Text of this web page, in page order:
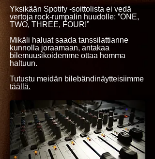
Yksikään Spotify -soittolista ei vedä
vertoja rock-rumpalin huudolle: ”ONE,
TWO, THREE, FOUR!”
Mikäli haluat saada tanssilattianne
kunnolla joraamaan, antakaa
bilemuusikoidemme ottaa homma
haltuun.
Tutustu meidän bilebändinäytteisiimme
täällä.